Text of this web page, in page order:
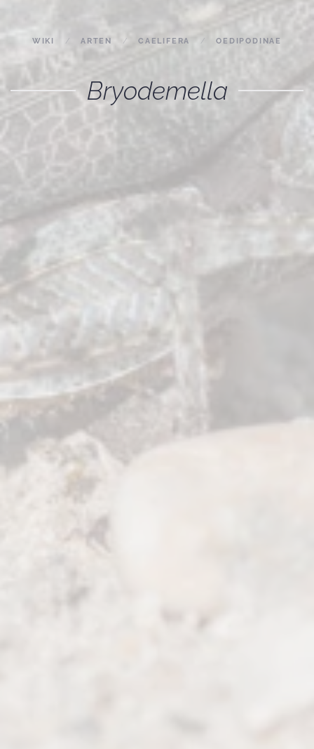
WIKI ARTEN CAELIFERA OEDIPODINAE
Bryodemella